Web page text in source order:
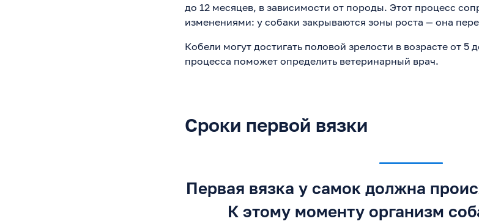
до 12 месяцев, в зависимости от породы. Этот процесс
изменениями: у собаки закрываются зоны роста — она
Кобели могут достигать половой зрелости в возрасте от 5
процесса поможет определить ветеринарный врач.
Сроки первой вязки
Первая вязка у самок должна
К этому моменту организм